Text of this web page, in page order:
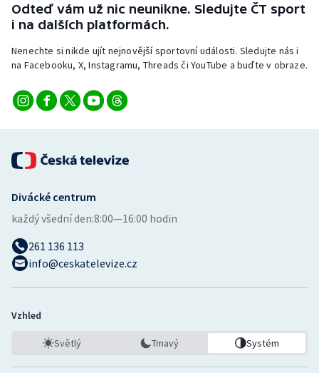
Odteď vám už nic neunikne. Sledujte ČT sport
i na dalších platformách.
Nenechte si nikde ujít nejnovější sportovní události. Sledujte nás i
na Facebooku, X, Instagramu, Threads či YouTube a buďte v obraze.
Divácké centrum
každý všední den:8:00—16:00 hodin
261 136 113
info@ceskatelevize.cz
Vzhled
Světlý Tmavý Systém